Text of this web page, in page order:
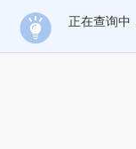
正在查询中